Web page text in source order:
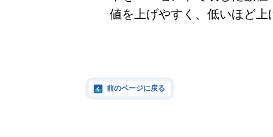
値を上げやすく、低いほど上
前のページに戻る